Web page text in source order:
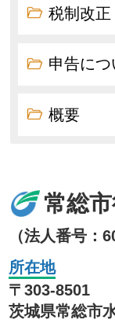
税制改正
申告につ
概要
常総
（法人番号：
所在地
〒303-8501
茨城県常総市